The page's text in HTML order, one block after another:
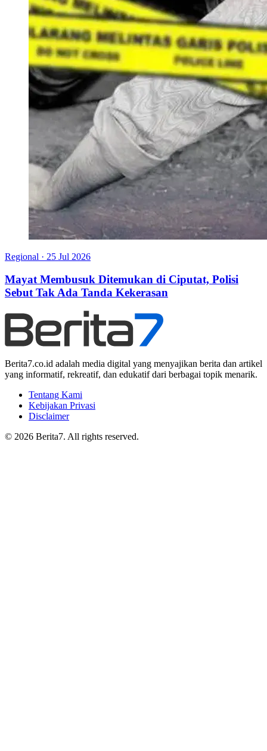
Regional · 25 Jul 2026
Mayat Membusuk Ditemukan di Ciputat, Polisi
Sebut Tak Ada Tanda Kekerasan
Berita7.co.id adalah media digital yang menyajikan berita dan artikel
yang informatif, rekreatif, dan edukatif dari berbagai topik menarik.
Tentang Kami
Kebijakan Privasi
Disclaimer
© 2026 Berita7. All rights reserved.